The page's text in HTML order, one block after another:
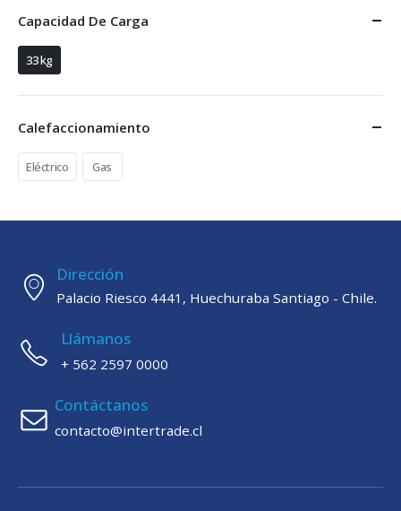
Capacidad De Carga
33 kg
Calefaccionamiento
Eléctrico Gas
Dirección
Palacio Riesco 4441, Huechuraba Santiago - Chile.
Llámanos
+ 562 2597 0000
Contáctanos
contacto@intertrade.cl